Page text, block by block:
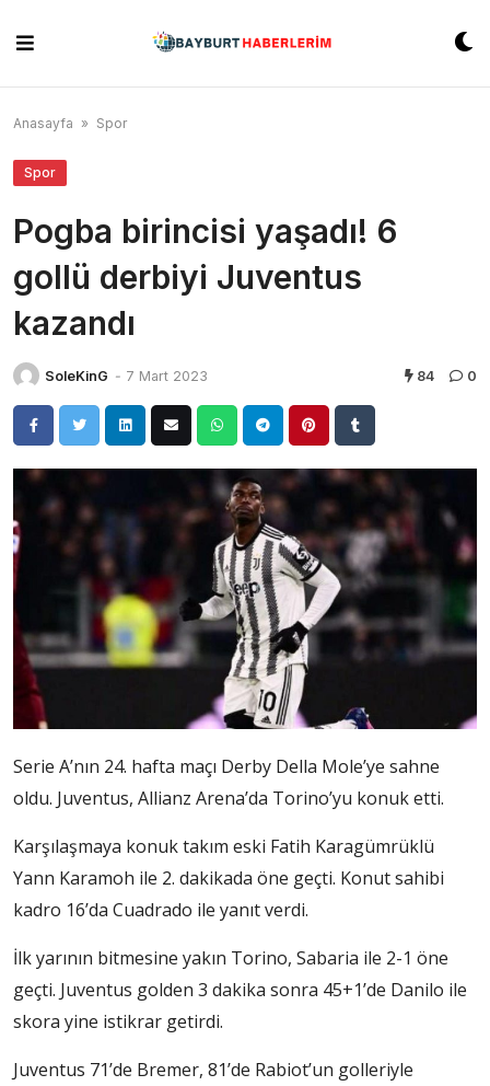
content
Anasayfa » Spor
Spor
Pogba birincisi yaşadı! 6
gollü derbiyi Juventus
kazandı
SoleKinG - 7 Mart 2023 84 0
Serie A’nın 24. hafta maçı Derby Della Mole’ye sahne
oldu. Juventus, Allianz Arena’da Torino’yu konuk etti.
Karşılaşmaya konuk takım eski Fatih Karagümrüklü
Yann Karamoh ile 2. dakikada öne geçti. Konut sahibi
kadro 16’da Cuadrado ile yanıt verdi.
İlk yarının bitmesine yakın Torino, Sabaria ile 2-1 öne
geçti. Juventus golden 3 dakika sonra 45+1’de Danilo ile
skora yine istikrar getirdi.
Juventus 71’de Bremer, 81’de Rabiot’un golleriyle